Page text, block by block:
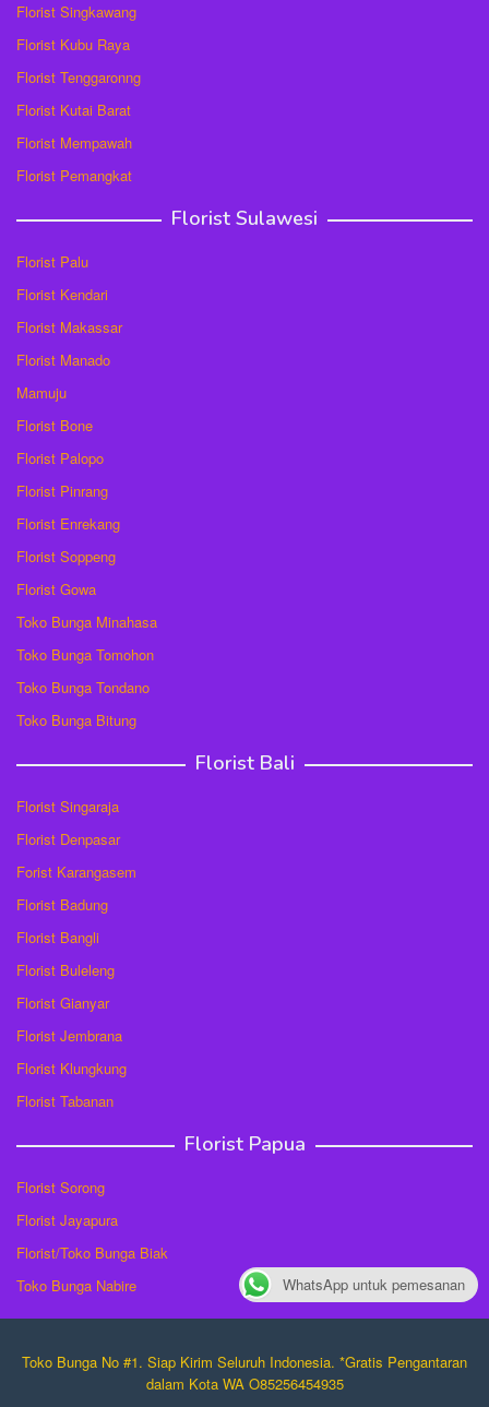
Florist Singkawang
Florist Kubu Raya
Florist Tenggaronng
Florist Kutai Barat
Florist Mempawah
Florist Pemangkat
Florist Sulawesi
Florist Palu
Florist Kendari
Florist Makassar
Florist Manado
Mamuju
Florist Bone
Florist Palopo
Florist Pinrang
Florist Enrekang
Florist Soppeng
Florist Gowa
Toko Bunga Minahasa
Toko Bunga Tomohon
Toko Bunga Tondano
Toko Bunga Bitung
Florist Bali
Florist Singaraja
Florist Denpasar
Forist Karangasem
Florist Badung
Florist Bangli
Florist Buleleng
Florist Gianyar
Florist Jembrana
Florist Klungkung
Florist Tabanan
Florist Papua
Florist Sorong
Florist Jayapura
Florist/Toko Bunga Biak
Toko Bunga Nabire
Toko Bunga No #1. Siap Kirim Seluruh Indonesia. *Gratis Pengantaran
dalam Kota WA O85256454935
WhatsApp untuk pemesanan